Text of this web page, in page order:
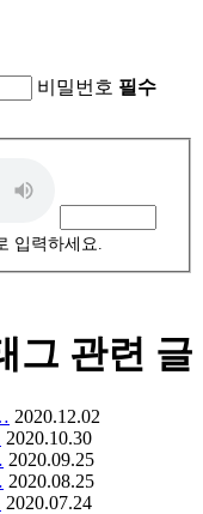
비밀번호 필수
입력하세요.
그 관련 글
2020.12.02
2020.10.30
2020.09.25
2020.08.25
2020.07.24